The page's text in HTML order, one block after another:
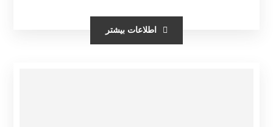
اطلاعات بیشتر